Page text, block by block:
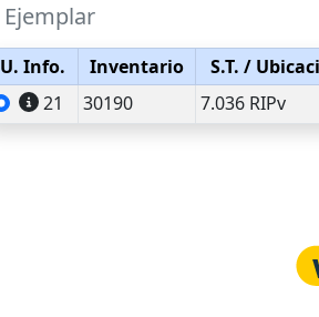
Ejemplar
U. Info. Inventario S.T. /
21
30190 7.036 RIPv